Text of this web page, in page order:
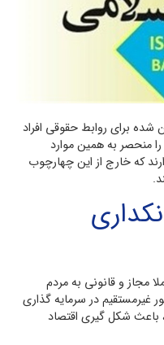
شده برای روابط حقوقی افراد
را منحصر به همین موارد
که خارج از این چهارچوب
مجاز و قانونی به مردم
غیرمستقیم در سرمایه گذاری
شکل گیری اقتصاد